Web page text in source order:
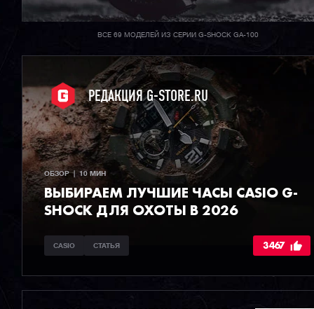
ВСЕ 69 МОДЕЛЕЙ ИЗ СЕРИИ G-SHOCK GA-100
РЕДАКЦИЯ G-STORE.RU
ОБЗОР  |  10 МИН
ВЫБИРАЕМ ЛУЧШИЕ ЧАСЫ СASIO G-
SHOCK ДЛЯ ОХОТЫ В 2026
CASIO СТАТЬЯ 3467